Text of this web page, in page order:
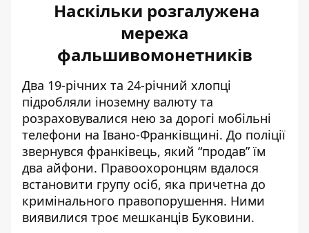
Наскільки розгалужена
мережа
фальшивомонетників
Два 19-річних та 24-річний хлопці
підробляли іноземну валюту та
розраховувалися нею за дорогі мобільні
телефони на Івано-Франківщині. До поліції
звернувся франківець, який “продав” їм
два айфони. Правоохоронцям вдалося
встановити групу осіб, яка причетна до
кримінального правопорушення. Ними
виявилися троє мешканців Буковини.